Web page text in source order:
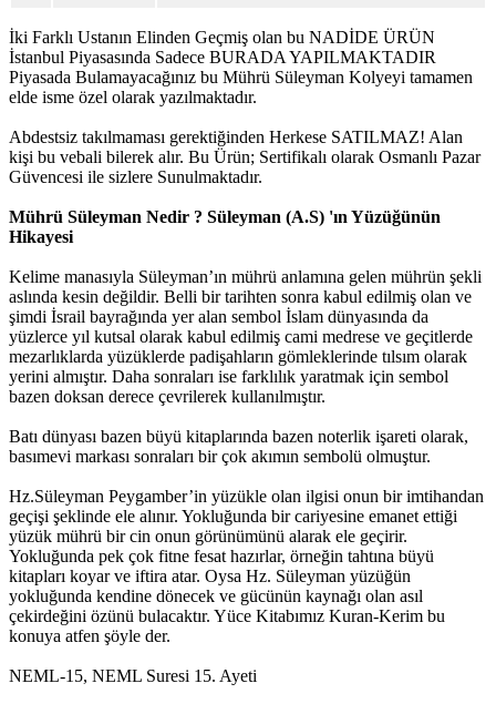
İki Farklı Ustanın Elinden Geçmiş olan bu NADİDE ÜRÜN
İstanbul Piyasasında Sadece BURADA YAPILMAKTADIR
Piyasada Bulamayacağınız bu Mührü Süleyman Kolyeyi tamamen
elde isme özel olarak yazılmaktadır.
Abdestsiz takılmaması gerektiğinden Herkese SATILMAZ! Alan
kişi bu vebali bilerek alır. Bu Ürün; Sertifikalı olarak Osmanlı Pazar
Güvencesi ile sizlere Sunulmaktadır.
Mührü Süleyman Nedir ? Süleyman (A.S) 'ın Yüzüğünün
Hikayesi
Kelime manasıyla Süleyman’ın mührü anlamına gelen mührün şekli
aslında kesin değildir. Belli bir tarihten sonra kabul edilmiş olan ve
şimdi İsrail bayrağında yer alan sembol İslam dünyasında da
yüzlerce yıl kutsal olarak kabul edilmiş cami medrese ve geçitlerde
mezarlıklarda yüzüklerde padişahların gömleklerinde tılsım olarak
yerini almıştır. Daha sonraları ise farklılık yaratmak için sembol
bazen doksan derece çevrilerek kullanılmıştır.
Batı dünyası bazen büyü kitaplarında bazen noterlik işareti olarak,
basımevi markası sonraları bir çok akımın sembolü olmuştur.
Hz.Süleyman Peygamber’in yüzükle olan ilgisi onun bir imtihandan
geçişi şeklinde ele alınır. Yokluğunda bir cariyesine emanet ettiği
yüzük mührü bir cin onun görünümünü alarak ele geçirir.
Yokluğunda pek çok fitne fesat hazırlar, örneğin tahtına büyü
kitapları koyar ve iftira atar. Oysa Hz. Süleyman yüzüğün
yokluğunda kendine dönecek ve gücünün kaynağı olan asıl
çekirdeğini özünü bulacaktır. Yüce Kitabımız Kuran-Kerim bu
konuya atfen şöyle der.
NEML-15, NEML Suresi 15. Ayeti